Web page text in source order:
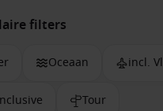
filters
Oceaan incl.
Tour